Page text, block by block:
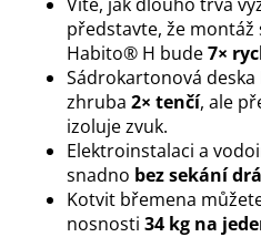
představte, že
Habito® H bude7×
Sádrokartonová
zhruba 2× tenčí, ale
izoluje zvuk.
Elektroinstalaci a
snadno bez sekání
Kotvit břemena
nosnosti 34 kg na